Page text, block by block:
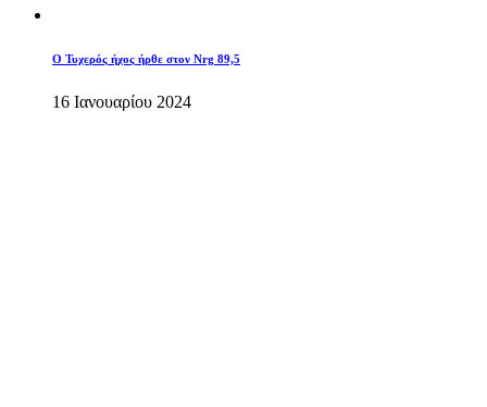
O Τυχερός ήχος ήρθε στον Nrg 89,5
16 Ιανουαρίου 2024